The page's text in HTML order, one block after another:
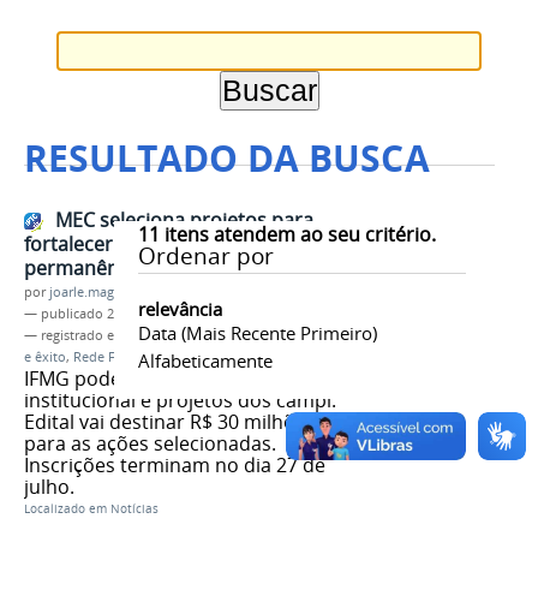
RESULTADO DA BUSCA
11 itens atendem ao seu critério.
Ordenar por
relevância
Data (mais Recente Primeiro)
Alfabeticamente
MEC seleciona projetos para
fortalecer ações de acesso,
permanência e êxito estudantil
por joarle.magalhaes
— publicado 22/07/2026
— registrado em:
Setec/MEC,Acesso, permanência
e êxito, Rede Federal,MEC,Extensão
IFMG pode submeter proposta
institucional e projetos dos campi.
Edital vai destinar R$ 30 milhões
para as ações selecionadas.
Inscrições terminam no dia 27 de
julho.
Localizado em Notícias